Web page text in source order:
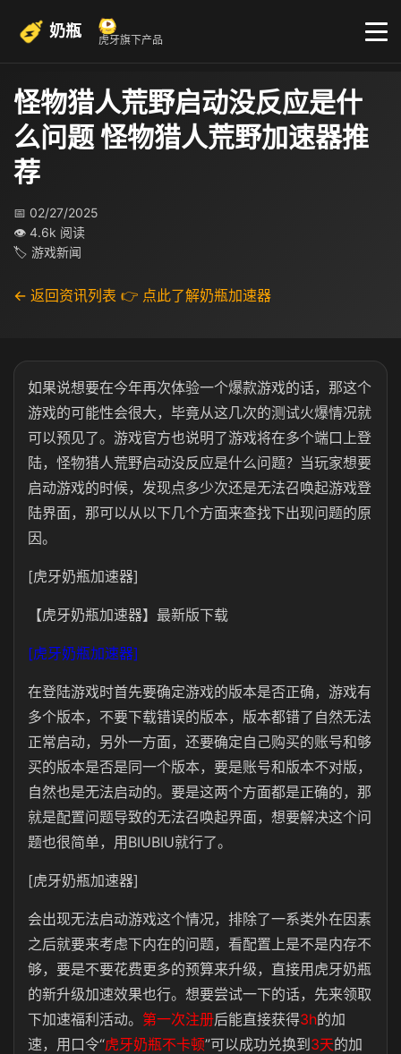
奶瓶 虎牙旗下产品
怪物猎人荒野启动没反应是什
么问题 怪物猎人荒野加速器推
荐
📅 02/27/2025
👁 4.6k 阅读
🏷 游戏新闻
← 返回资讯列表 👉 点此了解奶瓶加速器
如果说想要在今年再次体验一个爆款游戏的话，那这个
游戏的可能性会很大，毕竟从这几次的测试火爆情况就
可以预见了。游戏官方也说明了游戏将在多个端口上登
陆，怪物猎人荒野启动没反应是什么问题？当玩家想要
启动游戏的时候，发现点多少次还是无法召唤起游戏登
陆界面，那可以从以下几个方面来查找下出现问题的原
因。
[虎牙奶瓶加速器]
【虎牙奶瓶加速器】最新版下载
[虎牙奶瓶加速器]
在登陆游戏时首先要确定游戏的版本是否正确，游戏有
多个版本，不要下载错误的版本，版本都错了自然无法
正常启动，另外一方面，还要确定自己购买的账号和够
买的版本是否是同一个版本，要是账号和版本不对版，
自然也是无法启动的。要是这两个方面都是正确的，那
就是配置问题导致的无法召唤起界面，想要解决这个问
题也很简单，用BIUBIU就行了。
[虎牙奶瓶加速器]
会出现无法启动游戏这个情况，排除了一系类外在因素
之后就要来考虑下内在的问题，看配置上是不是内存不
够，要是不要花费更多的预算来升级，直接用虎牙奶瓶
的新升级加速效果也行。想要尝试一下的话，先来领取
下加速福利活动。 第一次注册后能直接获得3h的加
速，用口令“虎牙奶瓶不卡顿”可以成功兑换到 3天的加